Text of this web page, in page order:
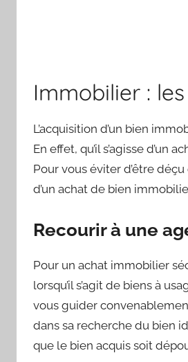
Immobilier :
L’acquisition d’un bien
En effet, qu’il s’agisse
Pour vous éviter d’être
d’un achat de bien
Recourir à une
Pour un achat immobilier
lorsqu’il s’agit de biens à
vous guider
dans sa recherche du bien
que le bien acquis soit